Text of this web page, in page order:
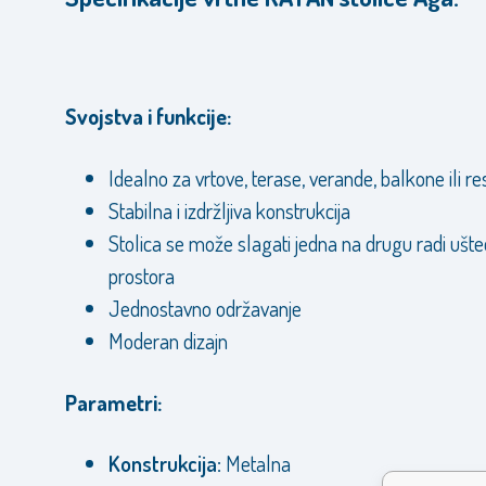
Svojstva i funkcije:
Idealno za vrtove, terase, verande, balkone ili
Stabilna i izdržljiva konstrukcija
Stolica se može slagati jedna na drugu radi
prostora
Jednostavno održavanje
Moderan dizajn
Parametri:
Konstrukcija: Metalna